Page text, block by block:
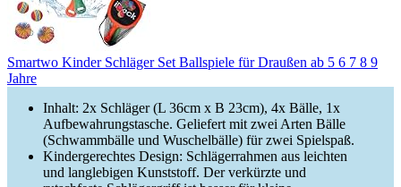
Smartwo Kinder Schläger Set Ballspiele für Draußen ab 5 6 7 8 9
Jahre
Inhalt: 2x Schläger (L 36cm x B 23cm), 4x Bälle, 1x
Aufbewahrungstasche. Geliefert mit zwei Arten Bälle
(Schwammbälle und Wuschelbälle) für zwei Spielspaß.
Kindergerechtes Design: Schlägerrahmen aus leichten
und langlebigen Kunststoff. Der verkürzte und